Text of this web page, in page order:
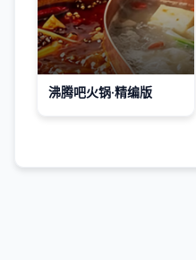
沸腾吧火锅·精编版